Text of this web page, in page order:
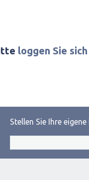
loggen Sie
Stellen Sie Ihre eigene